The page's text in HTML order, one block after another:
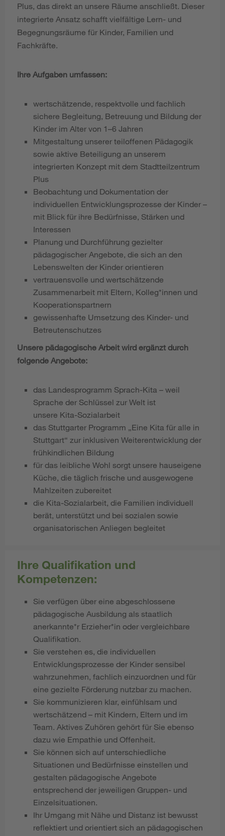
Plus, das direkt an unsere Räume anschließt. Dieser
integrierte Ansatz schafft vielfältige Lern- und
Begegnungsräume für Kinder, Familien und
Fachkräfte.
Ihre Aufgaben umfassen:
wertschätzende, respektvolle und fachlich
sichere Begleitung, Betreuung und Bildung der
Kinder im Alter von 1–6 Jahren
Mitgestaltung unserer teiloffenen Pädagogik
sowie aktive Beteiligung an unserem
integrierten Konzept mit dem Stadtteilzentrum
Plus
Beobachtung und Dokumentation der
individuellen Entwicklungsprozesse der Kinder –
mit Blick für ihre Bedürfnisse, Stärken und
Interessen
Planung und Durchführung gezielter
pädagogischer Angebote, die sich an den
Lebenswelten der Kinder orientieren
vertrauensvolle und wertschätzende
Zusammenarbeit mit Eltern, Kolleg*innen und
Kooperationspartnern
gewissenhafte Umsetzung des Kinder- und
Betreutenschutzes
Unsere pädagogische Arbeit wird ergänzt durch
folgende Angebote:
das Landesprogramm Sprach-Kita – weil
Sprache der Schlüssel zur Welt ist
unsere Kita-Sozialarbeit
das Stuttgarter Programm „Eine Kita für alle in
Stuttgart“ zur inklusiven Weiterentwicklung der
frühkindlichen Bildung
für das leibliche Wohl sorgt unsere hauseigene
Küche, die täglich frische und ausgewogene
Mahlzeiten zubereitet
die Kita-Sozialarbeit, die Familien individuell
berät, unterstützt und bei sozialen sowie
organisatorischen Anliegen begleitet
Ihre Qualifikation und
Kompetenzen:
Sie verfügen über eine abgeschlossene
pädagogische Ausbildung als staatlich
anerkannte*r Erzieher*in oder vergleichbare
Qualifikation.
Sie verstehen es, die individuellen
Entwicklungsprozesse der Kinder sensibel
wahrzunehmen, fachlich einzuordnen und für
eine gezielte Förderung nutzbar zu machen.
Sie kommunizieren klar, einfühlsam und
wertschätzend – mit Kindern, Eltern und im
Team. Aktives Zuhören gehört für Sie ebenso
dazu wie Empathie und Offenheit.
Sie können sich auf unterschiedliche
Situationen und Bedürfnisse einstellen und
gestalten pädagogische Angebote
entsprechend der jeweiligen Gruppen- und
Einzelsituationen.
Ihr Umgang mit Nähe und Distanz ist bewusst
reflektiert und orientiert sich an pädagogischen